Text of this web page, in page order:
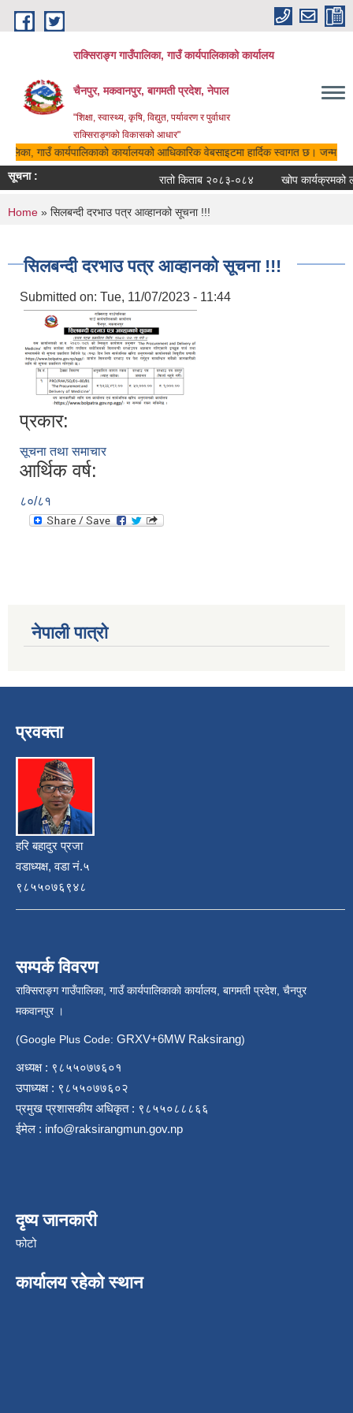
Skip to main content
राक्सिराङ्ग गाउँपालिका, गाउँ कार्यपालिकाको कार्यालय
चैनपुर, मकवानपुर, बागमती प्रदेश, नेपाल
"शिक्षा, स्वास्थ्य, कृषि, विद्युत, पर्यावरण र पुर्वाधार
राक्सिराङ्गको विकासको आधार"
गाउँ कार्यपालिकाको कार्यालयको आधिकारिक वेबसाइटमा हार्दिक स्वागत छ।
सूचना :
रातो किताब २०८३-०८४ खोप कार्यक्रमको
You are here
Home » सिलबन्दी दरभाउ पत्र आव्हानको सूचना !!!
सिलबन्दी दरभाउ पत्र आव्हानको सूचना !!!
Submitted on: Tue, 11/07/2023 - 11:44
प्रकार:
सूचना तथा समाचार
आर्थिक वर्ष:
८०/८१
नेपाली पात्रो
प्रवक्ता
हरि बहादुर प्रजा
वडाध्यक्ष, वडा नं.५
९८५५०७६९४८
सम्पर्क विवरण
राक्सिराङ्ग गाउँपालिका, गाउँ कार्यपालिकाको कार्यालय, बागमती प्रदेश, चैनपुर
मकवानपुर ।
(Google Plus Code: GRXV+6MW Raksirang)
अध्यक्ष : ९८५५०७७६०१
उपाध्यक्ष : ९८५५०७७६०२
प्रमुख प्रशासकीय अधिकृत : ९८५५०८८८६६
ईमेल : info@raksirangmun.gov.np
दृष्य जानकारी
फोटो
कार्यालय रहेको स्थान